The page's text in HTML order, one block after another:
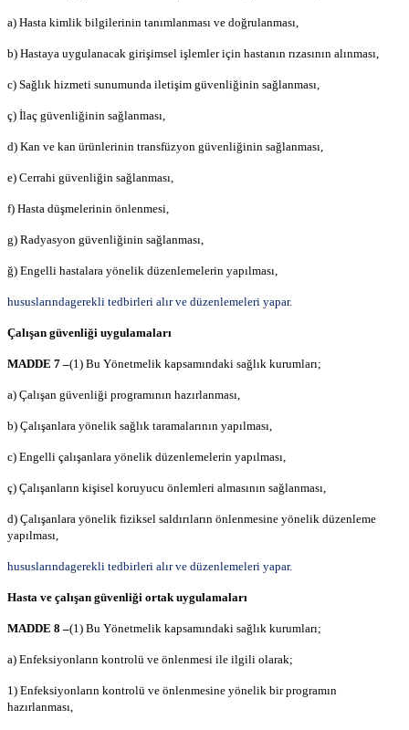
a) Hasta kimlik bilgilerinin tanımlanması ve doğrulanması,
b) Hastaya uygulanacak girişimsel işlemler için hastanın rızasının alınması,
c) Sağlık hizmeti sunumunda iletişim güvenliğinin sağlanması,
ç) İlaç güvenliğinin sağlanması,
d) Kan ve kan ürünlerinin transfüzyon güvenliğinin sağlanması,
e) Cerrahi güvenliğin sağlanması,
f) Hasta düşmelerinin önlenmesi,
g) Radyasyon güvenliğinin sağlanması,
ğ) Engelli hastalara yönelik düzenlemelerin yapılması,
hususlarındagerekli tedbirleri alır ve düzenlemeleri yapar.
Çalışan güvenliği uygulamaları
MADDE 7 –(1) Bu Yönetmelik kapsamındaki sağlık kurumları;
a) Çalışan güvenliği programının hazırlanması,
b) Çalışanlara yönelik sağlık taramalarının yapılması,
c) Engelli çalışanlara yönelik düzenlemelerin yapılması,
ç) Çalışanların kişisel koruyucu önlemleri almasının sağlanması,
d) Çalışanlara yönelik fiziksel saldırıların önlenmesine yönelik düzenleme
yapılması,
hususlarındagerekli tedbirleri alır ve düzenlemeleri yapar.
Hasta ve çalışan güvenliği ortak uygulamaları
MADDE 8 –(1) Bu Yönetmelik kapsamındaki sağlık kurumları;
a) Enfeksiyonların kontrolü ve önlenmesi ile ilgili olarak;
1) Enfeksiyonların kontrolü ve önlenmesine yönelik bir programın
hazırlanması,